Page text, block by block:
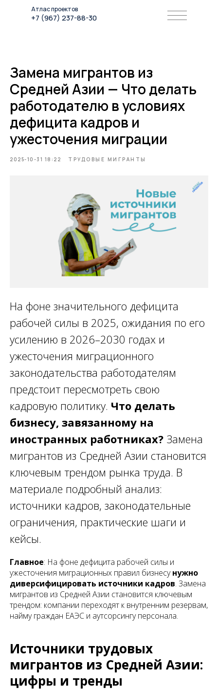
+7 (967) 237-88-30
Атлас проектов
Замена мигрантов из
Средней Азии — Что делать
работодателю в условиях
дефицита кадров и
ужесточения миграции
2025-10-31 18:22 ТРУДОВЫЕ МИГРАНТЫ
На фоне значительного дефицита
рабочей силы в 2025, ожидания по его
усилению в 2026–2030 годах и
ужесточения миграционного
законодательства работодателям
предстоит пересмотреть свою
кадровую политику. Что делать
бизнесу, завязанному на
иностранных работниках? Замена
мигрантов из Средней Азии становится
ключевым трендом рынка труда. В
материале подробный анализ:
источники кадров, законодательные
ограничения, практические шаги и
кейсы.
Главное: На фоне дефицита рабочей силы и
ужесточения миграционных правил бизнесунужно
диверсифицировать источники кадров. Замена
мигрантов из Средней Азии становится ключевым
трендом: компании переходят к внутренним резервам,
найму граждан ЕАЭС и аутсорсингу персонала.
Источники трудовых
мигрантов из Средней Азии:
цифры и тренды